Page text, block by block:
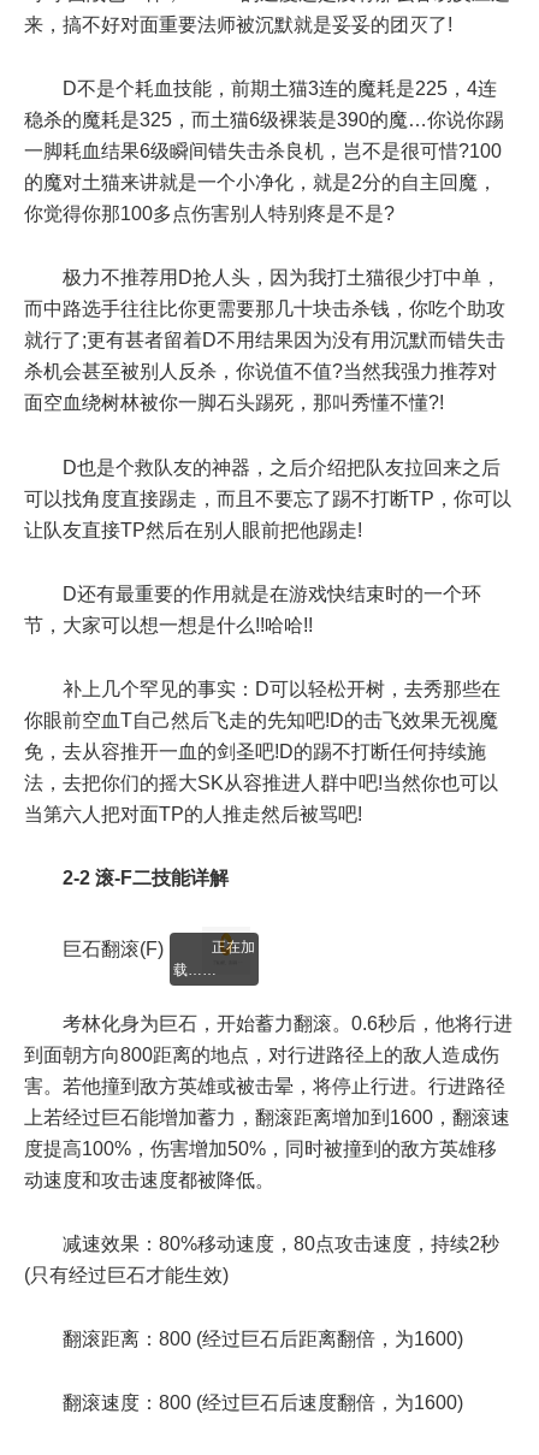
来，搞不好对面重要法师被沉默就是妥妥的团灭了!
D不是个耗血技能，前期土猫3连的魔耗是225，4连
稳杀的魔耗是325，而土猫6级裸装是390的魔…你说你踢
一脚耗血结果6级瞬间错失击杀良机，岂不是很可惜?100
的魔对土猫来讲就是一个小净化，就是2分的自主回魔，
你觉得你那100多点伤害别人特别疼是不是?
极力不推荐用D抢人头，因为我打土猫很少打中单，
而中路选手往往比你更需要那几十块击杀钱，你吃个助攻
就行了;更有甚者留着D不用结果因为没有用沉默而错失击
杀机会甚至被别人反杀，你说值不值?当然我强力推荐对
面空血绕树林被你一脚石头踢死，那叫秀懂不懂?!
D也是个救队友的神器，之后介绍把队友拉回来之后
可以找角度直接踢走，而且不要忘了踢不打断TP，你可以
让队友直接TP然后在别人眼前把他踢走!
D还有最重要的作用就是在游戏快结束时的一个环
节，大家可以想一想是什么!!哈哈!!
补上几个罕见的事实：D可以轻松开树，去秀那些在
你眼前空血T自己然后飞走的先知吧!D的击飞效果无视魔
免，去从容推开一血的剑圣吧!D的踢不打断任何持续施
法，去把你们的摇大SK从容推进人群中吧!当然你也可以
当第六人把对面TP的人推走然后被骂吧!
2-2 滚-F二技能详解
巨石翻滚(F)
正在加
载……
考林化身为巨石，开始蓄力翻滚。0.6秒后，他将行进
到面朝方向800距离的地点，对行进路径上的敌人造成伤
害。若他撞到敌方英雄或被击晕，将停止行进。行进路径
上若经过巨石能增加蓄力，翻滚距离增加到1600，翻滚速
度提高100%，伤害增加50%，同时被撞到的敌方英雄移
动速度和攻击速度都被降低。
减速效果：80%移动速度，80点攻击速度，持续2秒
(只有经过巨石才能生效)
翻滚距离：800 (经过巨石后距离翻倍，为1600)
翻滚速度：800 (经过巨石后速度翻倍，为1600)